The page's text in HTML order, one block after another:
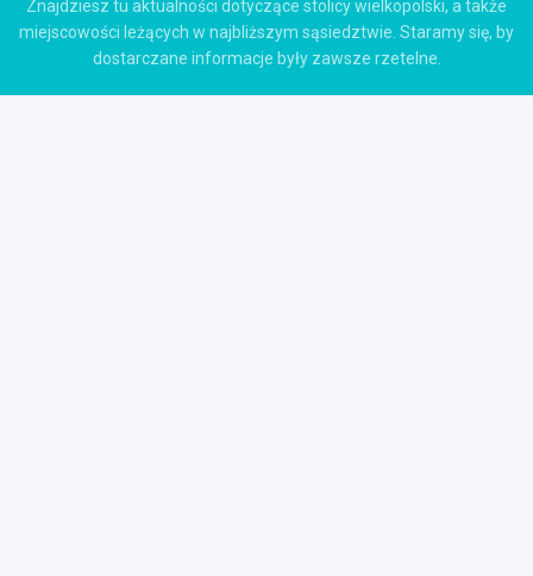
Znajdziesz tu aktualności dotyczące stolicy wielkopolski, a także
miejscowości leżących w najbliższym sąsiedztwie. Staramy się, by
dostarczane informacje były zawsze rzetelne.